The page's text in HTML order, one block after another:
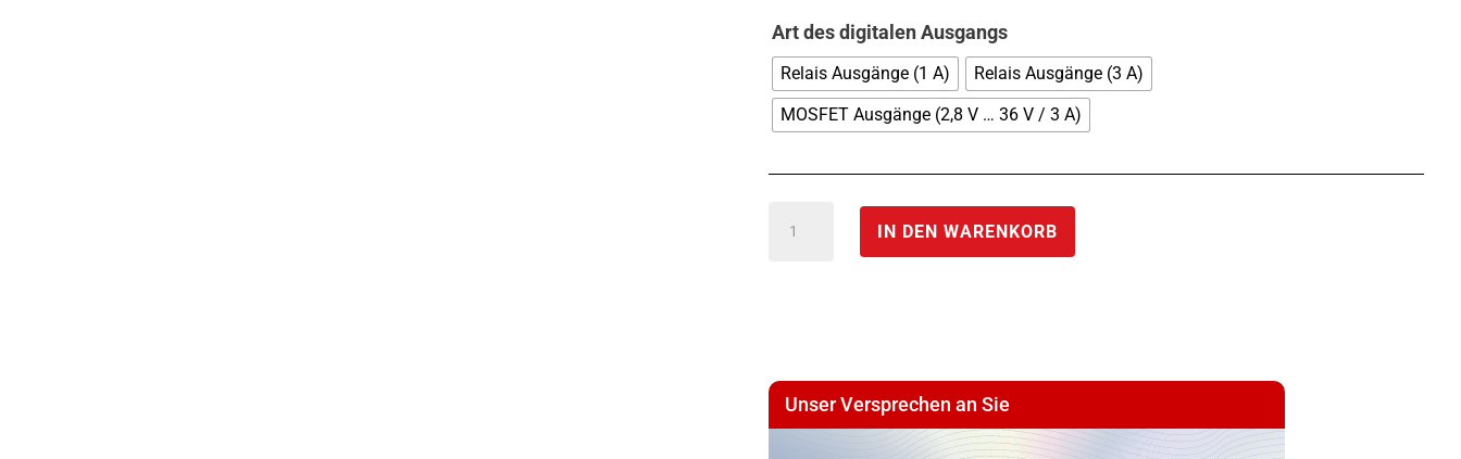
Art des digitalen Ausgangs
Relais Ausgänge (1 A)
Relais Ausgänge (3 A)
MOSFET Ausgänge (2,8 V … 36 V / 3 A)
Relaiskarte
mit
32*DO
IN DEN WARENKORB
Unser Versprechen an Sie